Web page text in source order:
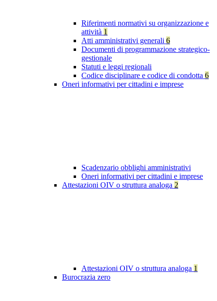
Riferimenti normativi su organizzazione e
attività 1
Atti amministrativi generali 6
Documenti di programmazione strategico-
gestionale
Statuti e leggi regionali
Codice disciplinare e codice di condotta 6
Oneri informativi per cittadini e imprese
Scadenzario obblighi amministrativi
Oneri informativi per cittadini e imprese
Attestazioni OIV o struttura analoga 2
Attestazioni OIV o struttura analoga 1
Burocrazia zero